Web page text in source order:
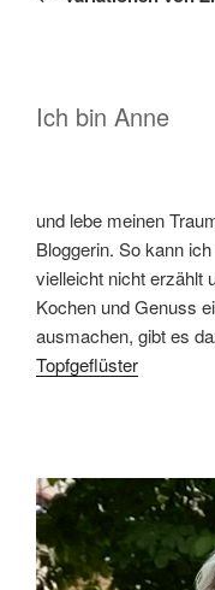
Ich bin Anne
und lebe meinen
Bloggerin. So kann
vielleicht nicht erzählt
Kochen und Genuss
ausmachen, gibt es
Topfgeflüster